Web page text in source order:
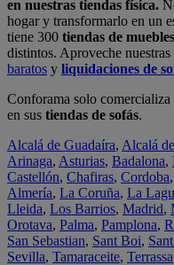
en nuestras tiendas física.
hogar y transformarlo en un
tiene 300 tiendas de muebles
distintos. Aproveche nuestras
baratos y liquidaciones de
Conforama solo comercializa
en sus tiendas de sofás.
Alcalá de Guadaíra, Alcalá
Arinaga, Asturias, Badalona,
Castellón, Chafiras, Cordoba,
Almería, La Coruña, La
Lleida, Los Barrios, Madrid,
Orotava, Palma, Pamplona,
San Sebastian, Sant Boi,
Sevilla, Tamaraceite, Terrassa